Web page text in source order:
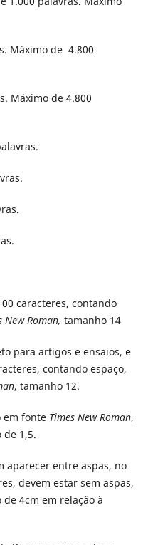
Máximo de 4.800
Máximo de 4.800
caracteres, contando
New Roman, tamanho 14
para artigos e ensaios, e
contando espaço,
, tamanho 12.
em fonte Times New Roman,
de 1,5.
aparecer entre aspas, no
devem estar sem aspas,
4cm em relação à